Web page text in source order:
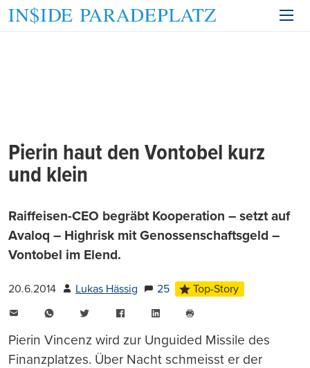
Pierin haut den Vontobel kurz
und klein
Raiffeisen-CEO begräbt Kooperation – setzt auf
Avaloq – Highrisk mit Genossenschaftsgeld –
Vontobel im Elend.
20.6.2014 Lukas Hässig 25
Top-Story
WhatsAppTwitter FacebookLinkedIn
drucken
Pierin Vincenz wird zur Unguided Missile des
Finanzplatzes. Über Nacht schmeisst er der